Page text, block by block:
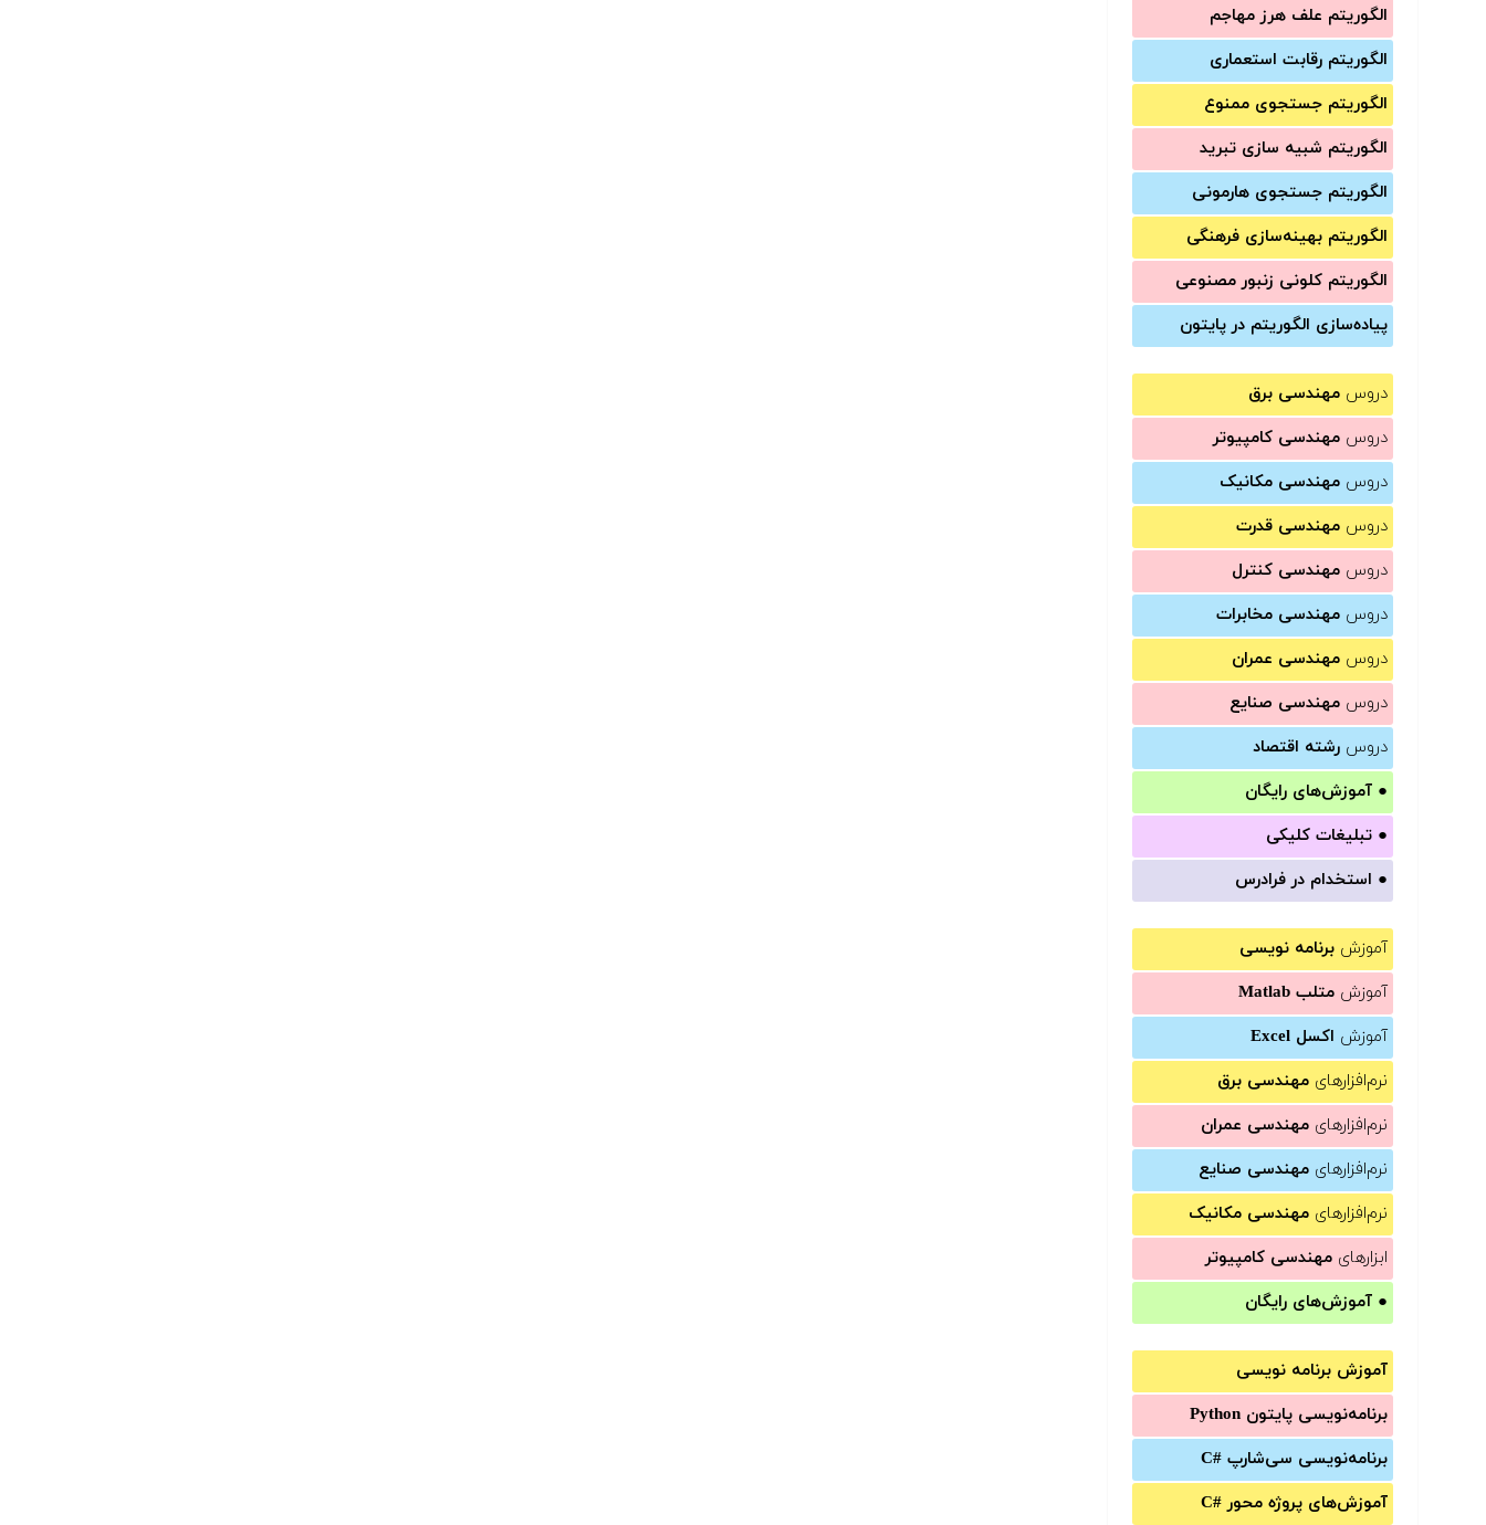
الگوریتم علف هرز مهاجم
الگوریتم رقابت استعماری
الگوریتم جستجوی ممنوع
الگوریتم شبیه سازی تبرید
الگوریتم جستجوی هارمونی
الگوریتم بهینه‌سازی فرهنگی
الگوریتم کلونی زنبور مصنوعی
پیاده‌سازی الگوریتم در پایتون
دروس مهندسی برق
دروس مهندسی کامپیوتر
دروس مهندسی مکانیک
دروس مهندسی قدرت
دروس مهندسی کنترل
دروس مهندسی مخابرات
دروس مهندسی عمران
دروس مهندسی صنایع
دروس رشته اقتصاد
● آموزش‌های رایگان
● تبلیغات کلیکی
● استخدام در فرادرس
آموزش برنامه نویسی
آموزش متلب Matlab
آموزش اکسل Excel
نرم‌افزارهای مهندسی برق
نرم‌افزارهای مهندسی عمران
نرم‌افزارهای مهندسی صنایع
نرم‌افزارهای مهندسی مکانیک
ابزارهای مهندسی کامپیوتر
● آموزش‌های رایگان
آموزش برنامه نویسی
برنامه‌نویسی پایتون Python
برنامه‌‌نویسی سی‌شارپ C#‎
آموزش‌های پروژه محور #C